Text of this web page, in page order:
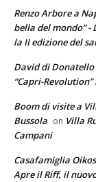
Renzo Arbore a
bella del mondo” -
la II edizione del
David di Donatello
“Capri-
Boom di visite a
Bussola on Villa
Campani
Casafamiglia
Apre il Riff, il